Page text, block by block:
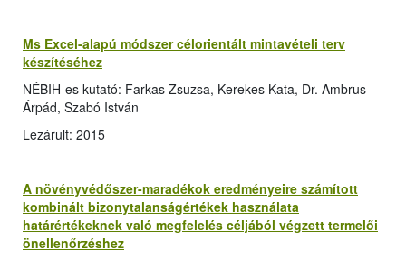
Ms Excel-alapú módszer célorientált mintavételi terv
készítéséhez
NÉBIH-es kutató: Farkas Zsuzsa, Kerekes Kata, Dr. Ambrus
Árpád, Szabó István
Lezárult: 2015
A növényvédőszer-maradékok eredményeire számított
kombinált bizonytalanságértékek használata
határértékeknek való megfelelés céljából végzett termelői
önellenőrzéshez